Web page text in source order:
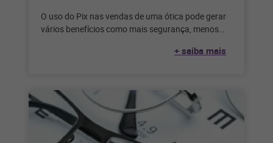
O uso do Pix nas vendas de uma ótica pode gerar
vários benefícios como mais segurança, menos
+ saiba mais